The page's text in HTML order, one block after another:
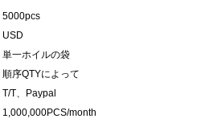
5000pcs
USD
単一ホイルの袋
順序QTYによって
T/T、Paypal
1,000,000PCS/month